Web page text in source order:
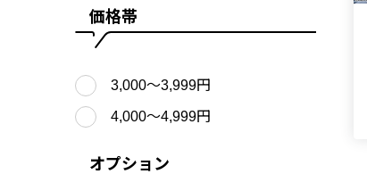
価格帯
3,000〜3,999円
4,000〜4,999円
オプション